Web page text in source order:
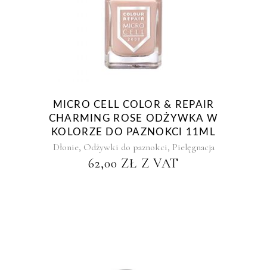
MICRO CELL COLOR & REPAIR
CHARMING ROSE ODŻYWKA W
KOLORZE DO PAZNOKCI 11ML
Dłonie, Odżywki do paznokci, Pielęgnacja
62,00 ZŁ Z VAT